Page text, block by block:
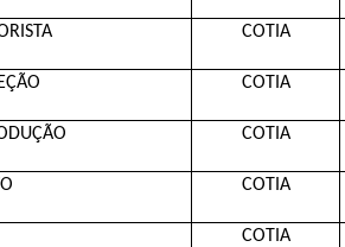
COTIA
COTIA
COTIA
COTIA
COTIA